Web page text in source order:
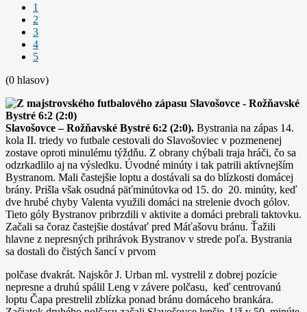
1
2
3
4
5
(0 hlasov)
Slavošovce – Rožňavské Bystré 6:2 (2:0). Bystrania na zápas 14.
kola II. triedy vo futbale cestovali do Slavošoviec v pozmenenej
zostave oproti minulému týždňu. Z obrany chýbali traja hráči, čo sa
odzrkadlilo aj na výsledku. Úvodné minúty i tak patrili aktívnejším
Bystranom. Mali častejšie loptu a dostávali sa do blízkosti domácej
brány. Prišla však osudná päťminútovka od 15. do 20. minúty, keď
dve hrubé chyby Valenta využili domáci na strelenie dvoch gólov.
Tieto góly Bystranov pribrzdili v aktivite a domáci prebrali taktovku.
Začali sa čoraz častejšie dostávať pred Máťašovu bránu. Ťažili
hlavne z nepresných prihrávok Bystranov v strede poľa. Bystrania
sa dostali do čistých šancí v prvom
polčase dvakrát. Najskôr J. Urban ml. vystrelil z dobrej pozície
nepresne a druhú spálil Leng v závere polčasu, keď centrovanú
loptu Čapa prestrelil zblízka ponad bránu domáceho brankára.